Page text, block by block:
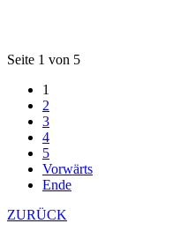
Seite 1 von 5
1
2
3
4
5
Vorwärts
Ende
ZURÜCK